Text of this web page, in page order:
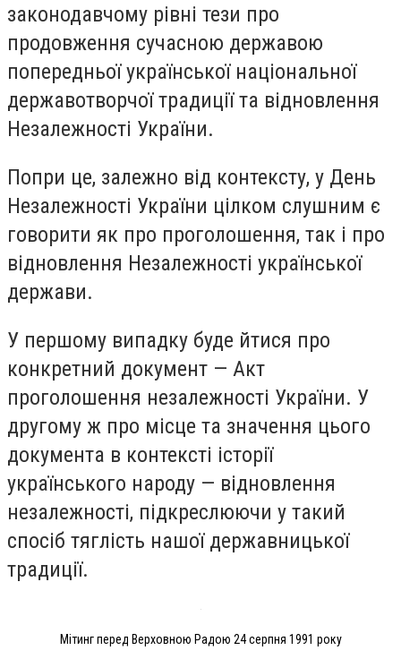
законодавчому рівні тези про
продовження сучасною державою
попередньої української національної
державотворчої традиції та відновлення
Незалежності України.
Попри це, залежно від контексту, у День
Незалежності України цілком слушним є
говорити як про проголошення, так і про
відновлення Незалежності української
держави.
У першому випадку буде йтися про
конкретний документ — Акт
проголошення незалежності України. У
другому ж про місце та значення цього
документа в контексті історії
українського народу — відновлення
незалежності, підкреслюючи у такий
спосіб тяглість нашої державницької
традиції.
Мітинг перед Верховною Радою 24 серпня 1991 року